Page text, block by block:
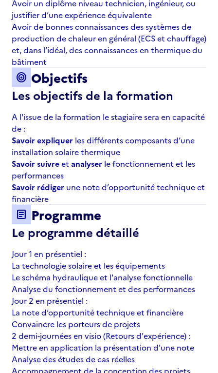
Avoir un diplôme niveau technicien, ingénieur, ou
justifier d’une expérience équivalente
Avoir de bonnes connaissances des systèmes de
production de chaleur en général (ECS et chauffage)
et, dans l’idéal, des connaissances en thermique du
bâtiment
target Objectifs
Les objectifs de la formation
A l'issue de la formation le stagiaire sera en capacité
de :
Savoir expliquer les différents composants d’une
installation solaire thermique
Savoir suivreet analyser le fonctionnement et les
performances
Savoir rédiger une note d’opportunité technique et
financière
article Programme
Le programme détaillé
Jour 1 en présentiel :
La technologie solaire et les équipements
Le schéma hydraulique et l'analyse fonctionnelle
Analyse du fonctionnement et des performances
Jour 2 en présentiel :
La note d’opportunité technique et financière
Convaincre les porteurs de projets
2 demi-journées en visio (Retours d'expérience) :
Mettre en application la présentation d'une note
Analyse des études de cas réelles
Accompagnement de la conception des projets